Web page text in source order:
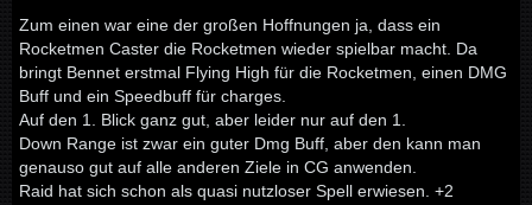
Zum einen war eine der großen Hoffnungen ja, dass ein
Rocketmen Caster die Rocketmen wieder spielbar macht. Da
bringt Bennet erstmal Flying High für die Rocketmen, einen DMG
Buff und ein Speedbuff für charges.
Auf den 1. Blick ganz gut, aber leider nur auf den 1.
Down Range ist zwar ein guter Dmg Buff, aber den kann man
genauso gut auf alle anderen Ziele in CG anwenden.
Raid hat sich schon als quasi nutzloser Spell erwiesen. +2